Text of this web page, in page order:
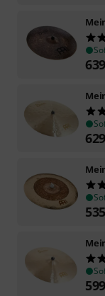
639
629
535
599